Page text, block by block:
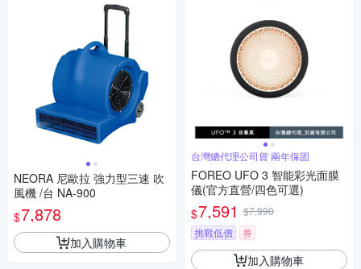
NEORA 尼歐拉 強力型三速 吹
風機 /台 NA-900
$7,878
加入購物車
台灣總代理公司貨 兩年保固
FOREO UFO 3 智能彩光面膜
儀(官方直營/四色可選)
$7,591 $7,990
挑戰低價
券
加入購物車